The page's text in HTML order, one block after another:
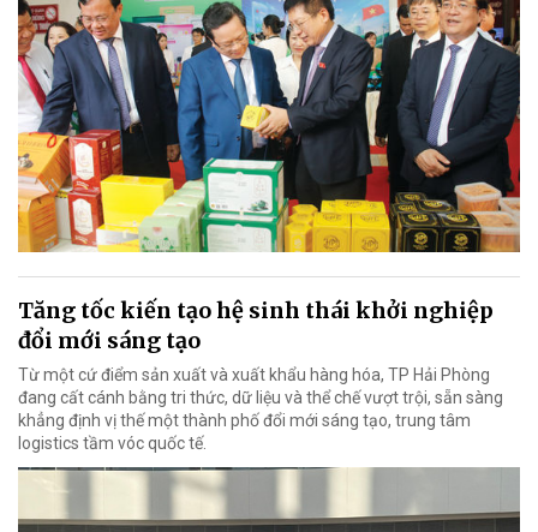
Tăng tốc kiến tạo hệ sinh thái khởi nghiệp
đổi mới sáng tạo
Từ một cứ điểm sản xuất và xuất khẩu hàng hóa, TP Hải Phòng
đang cất cánh bằng tri thức, dữ liệu và thể chế vượt trội, sẵn sàng
khẳng định vị thế một thành phố đổi mới sáng tạo, trung tâm
logistics tầm vóc quốc tế.